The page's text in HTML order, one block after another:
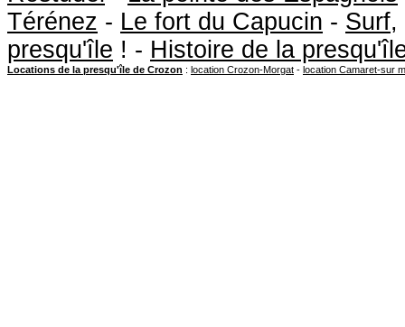
Térénez - Le fort du Capucin - Surf,
presqu'île ! - Histoire de la
Locations de la presqu'île de Crozon : location Crozon-Morgat - location Camaret-sur